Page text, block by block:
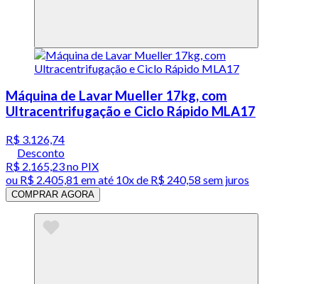
Máquina de Lavar Mueller 17kg, com
Ultracentrifugação e Ciclo Rápido MLA17
R$ 3.126,74
Desconto
R$ 2.165,23no PIX
ou R$ 2.405,81 em até 10x de R$ 240,58 sem juros
COMPRAR AGORA